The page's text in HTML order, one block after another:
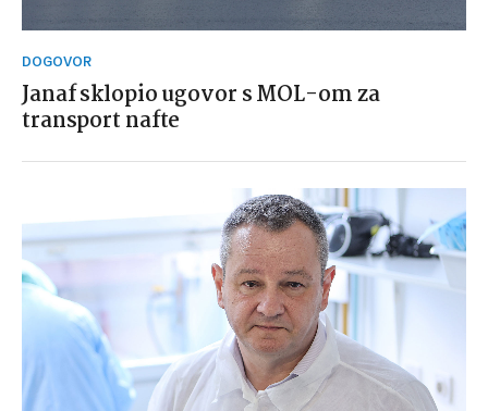
DOGOVOR
Janaf sklopio ugovor s MOL-om za
transport nafte